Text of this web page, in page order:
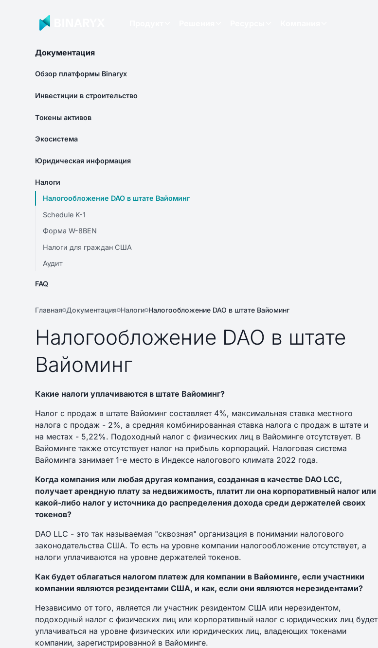
Документация
Обзор платформы Binaryx
Инвестиции в строительство
Токены активов
Экосистема
Юридическая информация
Налоги
Налогообложение DAO в штате Вайоминг
Schedule K-1
Форма W-8BEN
Налоги для граждан США
Аудит
FAQ
Главная Документация Налоги Налогообложение DAO в штате Вайоминг
Налогообложение DAO в штате
Вайоминг
Какие налоги уплачиваются в штате Вайоминг?
Налог с продаж в штате Вайоминг составляет 4%, максимальная ставка местного
налога с продаж - 2%, а средняя комбинированная ставка налога с продаж в штате и
на местах - 5,22%. Подоходный налог с физических лиц в Вайоминге отсутствует. В
Вайоминге также отсутствует налог на прибыль корпораций. Налоговая система
Вайоминга занимает 1-е место в Индексе налогового климата 2022 года.
Когда компания или любая другая компания, созданная в качестве DAO LCC,
получает арендную плату за недвижимость, платит ли она корпоративный налог или
какой-либо налог у источника до распределения дохода среди держателей своих
токенов?
DAO LLC - это так называемая "сквозная" организация в понимании налогового
законодательства США. То есть на уровне компании налогообложение отсутствует, а
налоги уплачиваются на уровне держателей токенов.
Как будет облагаться налогом платеж для компании в Вайоминге, если участники
компании являются резидентами США, и как, если они являются нерезидентами?
Независимо от того, является ли участник резидентом США или нерезидентом,
подоходный налог с физических лиц или корпоративный налог с юридических лиц будет
уплачиваться на уровне физических или юридических лиц, владеющих токенами
компании, зарегистрированной в Вайоминге.